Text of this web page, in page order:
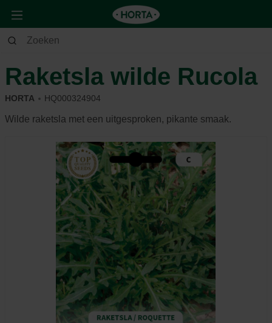
Tuin Moestuin
Raketsla wilde Rucola
HORTA HQ000324904
Wilde raketsla met een uitgesproken, pikante smaak.